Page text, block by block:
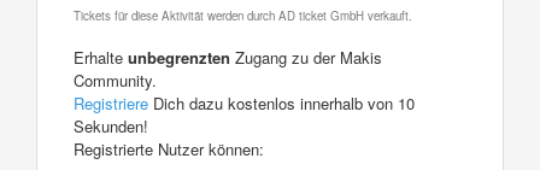
Tickets für diese Aktivität werden durch AD ticket GmbH verkauft.
Erhalte unbegrenzten Zugang zu der Makis
Community.
Registriere Dich dazu kostenlos innerhalb von 10
Sekunden!
Registrierte Nutzer können: